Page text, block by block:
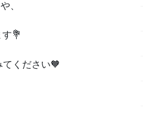
、
💐
ください🧡